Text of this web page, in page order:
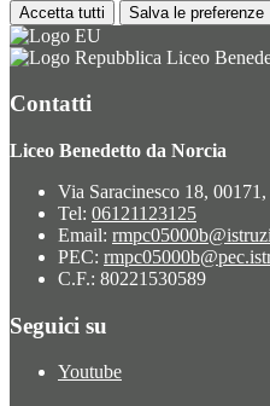
Accetta tutti Salva le preferenze
Liceo
Contatti
Liceo Benedetto da Norcia
Via Saracinesco 18, 00171,
Tel: 06121123125
Email:
PEC:
C.F.: 80221530589
Seguici su
Youtube